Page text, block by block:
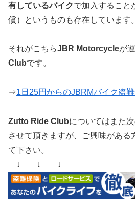
有しているバイクで加入すること
償）というものも存在しています。
それがこちらJBR Motorcycleが
Clubです。
⇒1日25円からのJBRMバイク盗
Zutto Ride Clubについてはまた
させて頂きますが、ご興味がある
て下さい。
↓ ↓ ↓